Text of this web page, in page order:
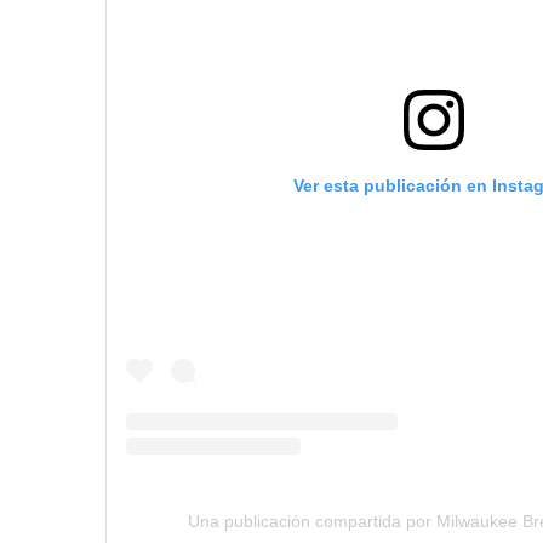
Ver esta publicación en
Una publicación compartida por Milwaukee